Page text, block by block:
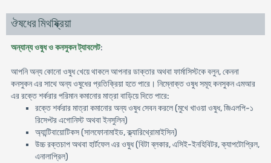
ঔষধের মিথষ্ক্রিয়া
অন্যান্য ওষুধ ও কনসুকন ট্যাবলেট:
আপনি অন্য কোনো ওষুধ খেয়ে থাকলে আপনার ডাক্তার অথবা ফার্মাসিস্টকে বলুন, কেননা
কনসুকন এর সাথে অন্য ওষুধের প্রতিক্রিয়া হতে পারে। নিম্নোক্ত ওষুধ সমূহ কনসুকন এমআর
এর রক্তে শর্করার পরিমান কমানোর মাত্রা বাড়িয়ে দিতে পারে:
রক্তে শর্করার মাত্রা কমানোর অন্য ওষুধ সেবন করলে (মুখে খাওয়া ওষুধ, জিএলপি-১
রিসেপ্টর এগোনিস্ট অথবা ইনসুলিন)
অ্যান্টিবায়োটিকস (সালফোনামাইড, ক্ল্যারিথ্রোমাইসিন)
উচ্চ রক্তচাপ অথবা হার্টফেল এর ওষুধ (বিটা ব্লকার, এসিই-ইনহিবিটর, ক্যাপটোপ্রিল,
এনালাপ্রিল)